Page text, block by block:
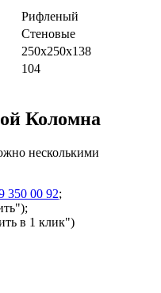
Рифленый
Стеновые
250х250х138
104
Коломна
несколькими
350 00 92;
в 1 клик")